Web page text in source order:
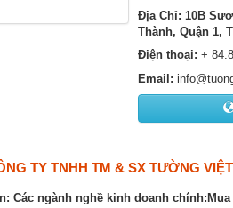
Địa Chỉ: 10B
Thành, Quận 1,
Điện thoại: +
Email:
TY TNHH TM & SX TƯỜNG VIỆT
Các ngành nghề kinh doanh